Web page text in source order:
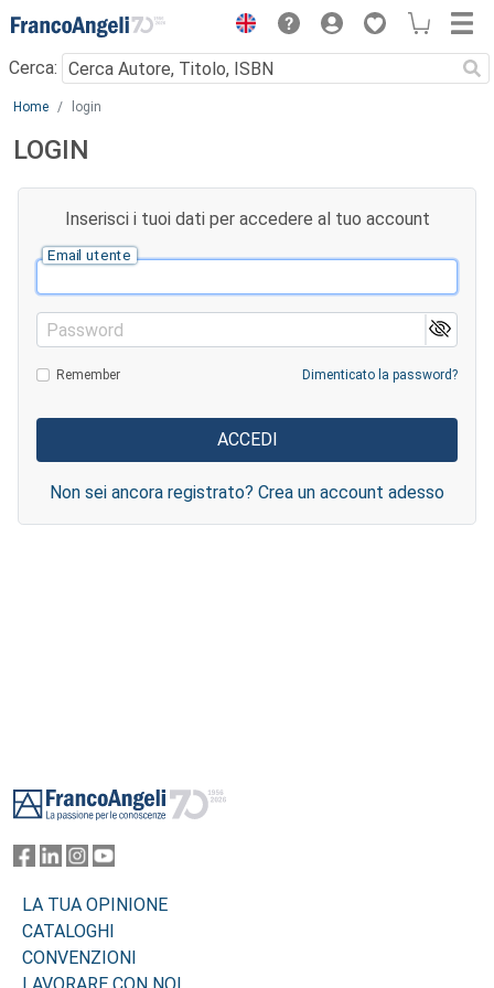
Menu
Cerca:
Main content
Home login
LOGIN
Inserisci i tuoi dati per accedere al tuo account
Email utente
Password
Remember Dimenticato la password?
Non sei ancora registrato? Crea un account adesso
LA TUA OPINIONE
CATALOGHI
CONVENZIONI